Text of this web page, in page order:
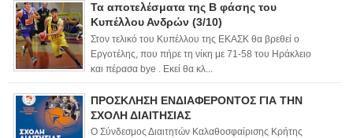
Τα αποτελέσματα της Β φάσης του
Κυπέλλου Ανδρών (3/10)
Στον τελικό του Κυπέλλου της ΕΚΑΣΚ θα βρεθεί ο
Εργοτέλης, που πήρε τη νίκη με 71-58 του Ηράκλειο
και πέρασα bye . Εκεί θα κλ...
ΠΡΟΣΚΛΗΣΗ ΕΝΔΙΑΦΕΡΟΝΤΟΣ ΓΙΑ ΤΗΝ
ΣΧΟΛΗ ΔΙΑΙΤΗΣΙΑΣ
Ο Σύνδεσμος Διαιτητών Καλαθοσφαίρισης Κρήτης